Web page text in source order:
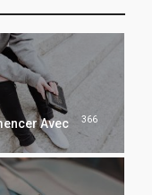
Avec
366